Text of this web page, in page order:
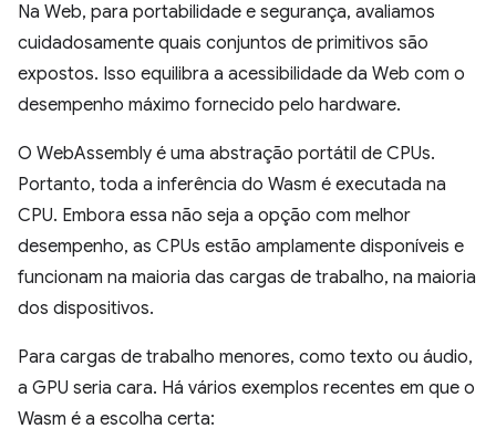
Na Web, para portabilidade e segurança, avaliamos
cuidadosamente quais conjuntos de primitivos são
expostos. Isso equilibra a acessibilidade da Web com o
desempenho máximo fornecido pelo hardware.
O WebAssembly é uma abstração portátil de CPUs.
Portanto, toda a inferência do Wasm é executada na
CPU. Embora essa não seja a opção com melhor
desempenho, as CPUs estão amplamente disponíveis e
funcionam na maioria das cargas de trabalho, na maioria
dos dispositivos.
Para cargas de trabalho menores, como texto ou áudio,
a GPU seria cara. Há vários exemplos recentes em que o
Wasm é a escolha certa: